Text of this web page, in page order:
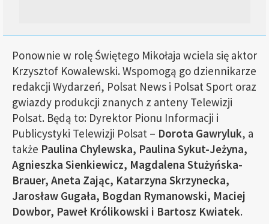
Ponownie w rolę Świętego Mikołaja wciela się aktor
Krzysztof Kowalewski. Wspomogą go dziennikarze
redakcji Wydarzeń, Polsat News i Polsat Sport oraz
gwiazdy produkcji znanych z anteny Telewizji
Polsat. Będą to: Dyrektor Pionu Informacji i
Publicystyki Telewizji Polsat – Dorota Gawryluk, a
także Paulina Chylewska, Paulina Sykut-Jeżyna,
Agnieszka Sienkiewicz, Magdalena Stużyńska-
Brauer, Aneta Zając, Katarzyna Skrzynecka,
Jarosław Gugała, Bogdan Rymanowski, Maciej
Dowbor, Paweł Królikowski i Bartosz Kwiatek.